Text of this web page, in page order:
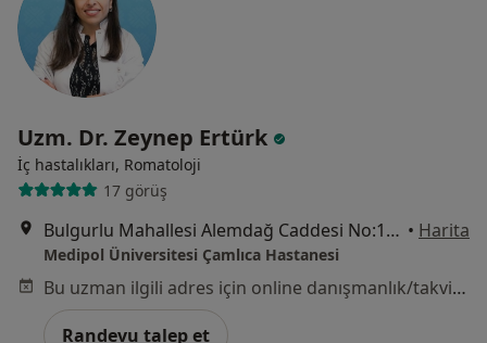
Uzm. Dr. Zeynep Ertürk
İç hastalıkları, Romatoloji
17 görüş
Bulgurlu Mahallesi Alemdağ Caddesi No:100, Üsküdar • Harita
Medipol Üniversitesi Çamlıca Hastanesi
Bu uzman ilgili adres için online danışmanlık/takvim sunmuyor.
Randevu talep et